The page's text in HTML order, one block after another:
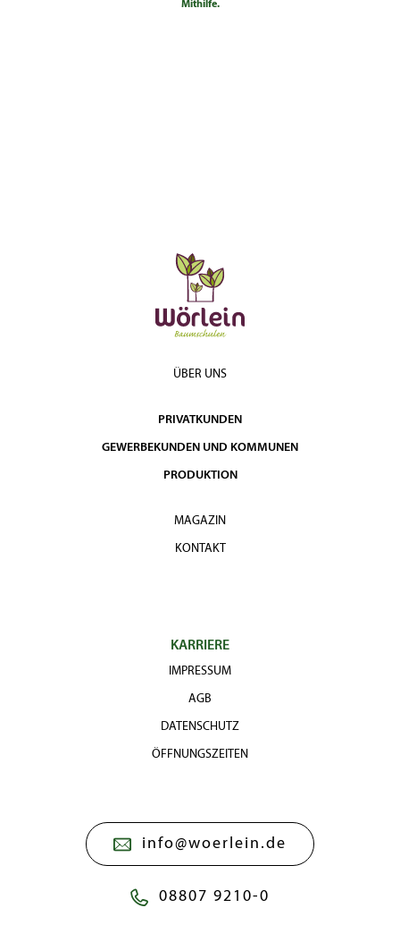
Mithilfe.
ÜBER UNS
PRIVATKUNDEN
GEWERBEKUNDEN UND KOMMUNEN
PRODUKTION
MAGAZIN
KONTAKT
KARRIERE
IMPRESSUM
AGB
DATENSCHUTZ
ÖFFNUNGSZEITEN
info@woerlein.de
08807 9210-0